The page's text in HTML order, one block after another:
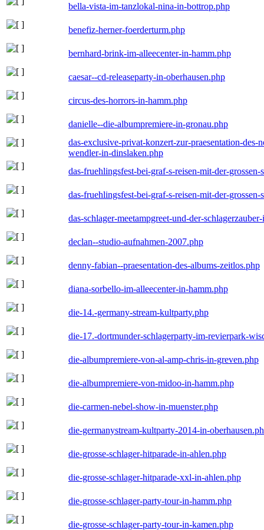
bella-vista-im-tanzlokal-nina-in-bottrop.php
benefiz-herner-foerderturm.php
bernhard-brink-im-alleecenter-in-hamm.php
caesar--cd-releaseparty-in-oberhausen.php
circus-des-horrors-in-hamm.php
danielle--die-albumpremiere-in-gronau.php
das-exclusive-privat-konzert-zur-praesentation-
wendler-in-dinslaken.php
das-fruehlingsfest-bei-graf-s-reisen-mit-der-
das-fruehlingsfest-bei-graf-s-reisen-mit-der-
das-schlager-meetampgreet-und-der-
declan--studio-aufnahmen-2007.php
denny-fabian--praesentation-des-albums-zeitlos.php
diana-sorbello-im-alleecenter-in-hamm.php
die-14.-germany-stream-kultparty.php
die-17.-dortmunder-schlagerparty-im-revierpark-
die-albumpremiere-von-al-amp-chris-in-greven.php
die-albumpremiere-von-midoo-in-hamm.php
die-carmen-nebel-show-in-muenster.php
die-germanystream-kultparty-2014-in-
die-grosse-schlager-hitparade-in-ahlen.php
die-grosse-schlager-hitparade-xxl-in-ahlen.php
die-grosse-schlager-party-tour-in-hamm.php
die-grosse-schlager-party-tour-in-kamen.php